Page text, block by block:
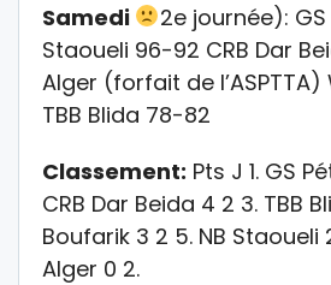
Samedi
2e journée):
Staoueli 96-92 CRB Dar
Alger (forfait de l’ASPTTA)
TBB Blida 78-82
Classement: Pts J 1. GS
CRB Dar Beida 4 2 3. TBB
Boufarik 3 2 5. NB Staoueli
Alger 0 2.